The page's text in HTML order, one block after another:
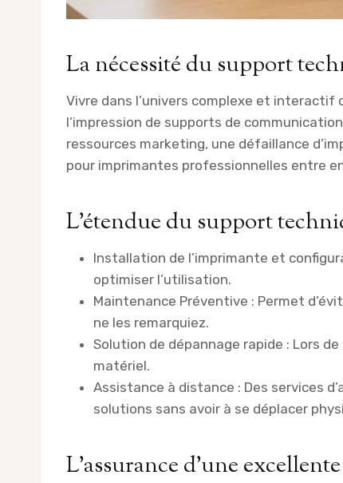
La nécessité du support
Vivre dans l’univers complexe et
l’impression de supports de
ressources marketing, une défaillance
pour imprimantes professionnelles entre
L’étendue du support
Installation de l’imprimante et
optimiser l’utilisation.
Maintenance Préventive : Permet
ne les remarquiez.
Solution de dépannage rapide : Lors
matériel.
Assistance à distance : Des services
solutions sans avoir à se déplacer
L’assurance d’une